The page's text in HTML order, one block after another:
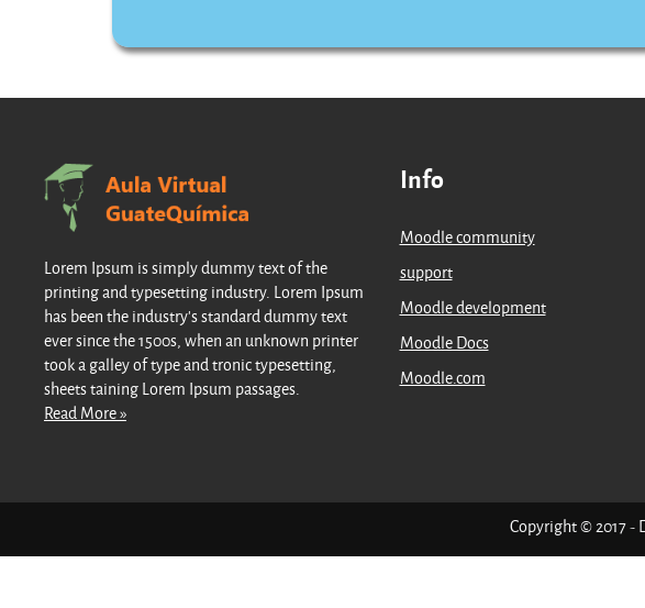
Lorem Ipsum is simply dummy text of the
printing and typesetting industry. Lorem Ipsum
has been the industry's standard dummy text
ever since the 1500s, when an unknown printer
took a galley of type and tronic typesetting,
sheets taining Lorem Ipsum passages.
Read More »
Info
Moodle community
support
Moodle development
Moodle Docs
Moodle.com
Copyright © 2017 -